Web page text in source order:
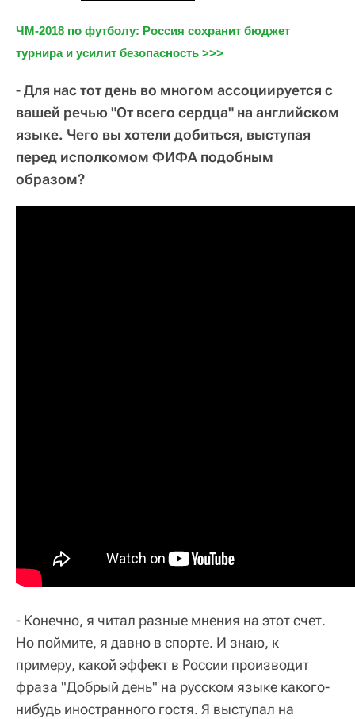
ЧМ-2018 по футболу: Россия сохранит бюджет
турнира и усилит безопасность >>>
- Для нас тот день во многом ассоциируется с
вашей речью "От всего сердца" на английском
языке. Чего вы хотели добиться, выступая
перед исполкомом ФИФА подобным
образом?
- Конечно, я читал разные мнения на этот счет.
Но поймите, я давно в спорте. И знаю, к
примеру, какой эффект в России производит
фраза "Добрый день" на русском языке какого-
нибудь иностранного гостя. Я выступал на